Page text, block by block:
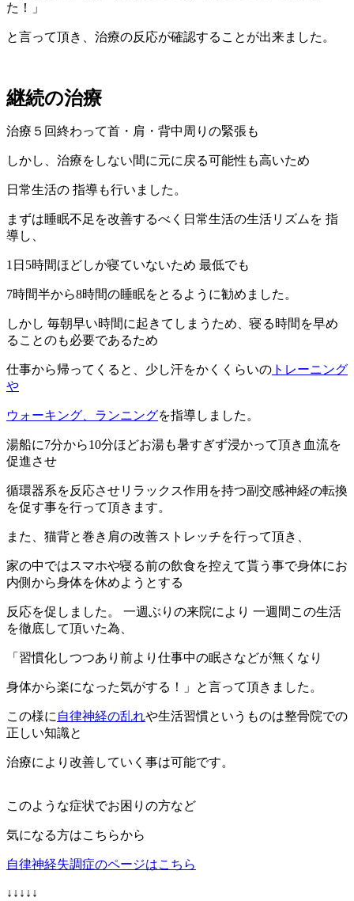
た！」
と言って頂き、治療の反応が確認することが出来ました。
継続の治療
治療５回終わって首・肩・背中周りの緊張も
しかし、治療をしない間に元に戻る可能性も高いため
日常生活の 指導も行いました。
まずは睡眠不足を改善するべく日常生活の生活リズムを 指
導し、
1日5時間ほどしか寝ていないため 最低でも
7時間半から8時間の睡眠をとるように勧めました。
しかし 毎朝早い時間に起きてしまうため、寝る時間を早め
ることのも必要であるため
仕事から帰ってくると、少し汗をかくくらいの トレーニング
や
ウォーキング、ランニングを指導しました。
湯船に7分から10分ほどお湯も暑すぎず浸かって頂き血流を
促進させ
循環器系を反応させリラックス作用を持つ副交感神経の転換
を促す事を行って頂きます。
また、猫背と巻き肩の改善ストレッチを行って頂き、
家の中ではスマホや寝る前の飲食を控えて貰う事で身体にお
内側から身体を休めようとする
反応を促しました。 一週ぶりの来院により 一週間この生活
を徹底して頂いた為、
「習慣化しつつあり前より仕事中の眠さなどが無くなり
身体から楽になった気がする！」と言って頂きました。
この様に自律神経の乱れや生活習慣というものは整骨院での
正しい知識と
治療により改善していく事は可能です。
このような症状でお困りの方など
気になる方はこちらから
自律神経失調症のページはこちら
↓↓↓↓↓